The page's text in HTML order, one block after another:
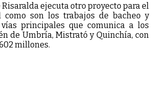
ejecuta otro proyecto para el
como son los trabajos de bacheo y
principales que comunica a los
de Umbría, Mistrató y Quinchía, con
millones.